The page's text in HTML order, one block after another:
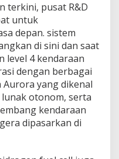
terkini, pusat R&D
untuk
depan. sistem
di sini dan saat
level 4 kendaraan
dengan berbagai
yang dikenal
otonom, serta
kendaraan
dipasarkan di